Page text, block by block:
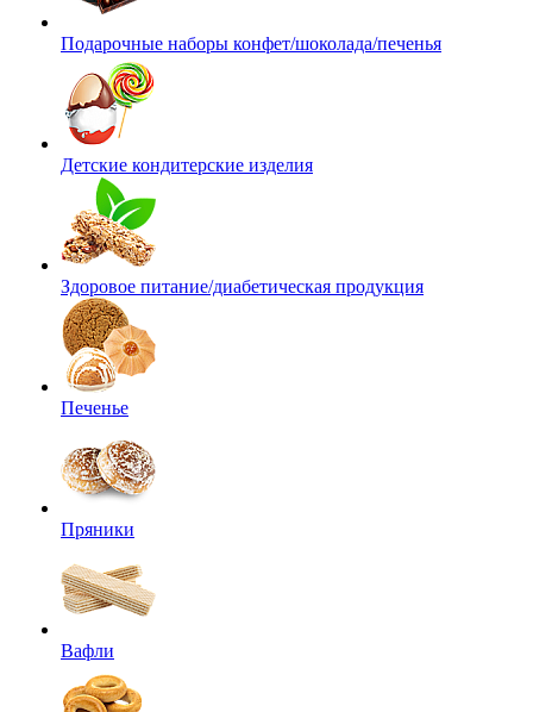
Подарочные наборы конфет/шоколада/печенья
Детские кондитерские изделия
Здоровое питание/диабетическая продукция
Печенье
Пряники
Вафли